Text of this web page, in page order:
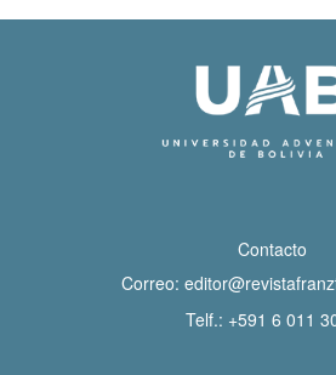
Contacto
Correo:
Telf.: +591 6 011